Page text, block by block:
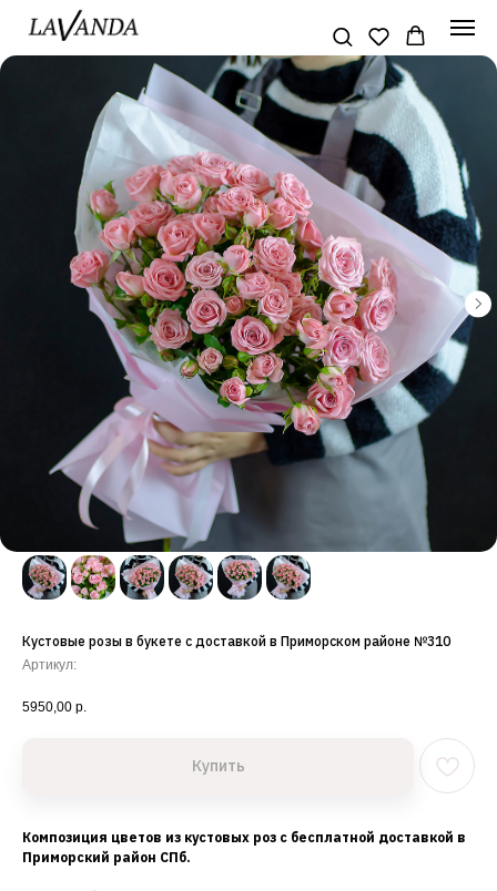
Кустовые розы в букете с доставкой в Приморском районе №310
Артикул:
5950,00 р.
Купить
Композиция цветов из кустовых роз с бесплатной доставкой в
Приморский район СПб.